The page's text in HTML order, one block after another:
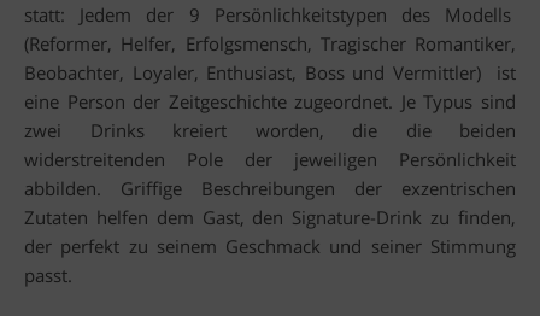
statt: Jedem der 9 Persönlichkeitstypen des Modells
(Reformer, Helfer, Erfolgsmensch, Tragischer Romantiker,
Beobachter, Loyaler, Enthusiast, Boss und Vermittler) ist
eine Person der Zeitgeschichte zugeordnet. Je Typus sind
zwei Drinks kreiert worden, die die beiden
widerstreitenden Pole der jeweiligen Persönlichkeit
abbilden. Griffige Beschreibungen der exzentrischen
Zutaten helfen dem Gast, den Signature-Drink zu finden,
der perfekt zu seinem Geschmack und seiner Stimmung
passt.